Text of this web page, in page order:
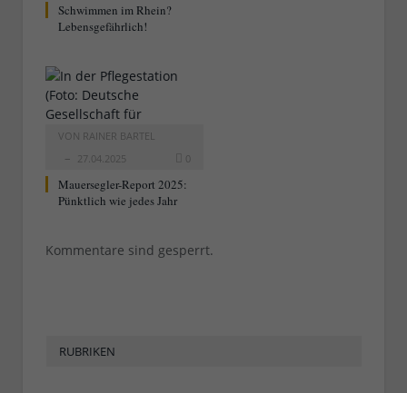
Schwimmen im Rhein?
Lebensgefährlich!
VON RAINER BARTEL
27.04.2025
0
Mauersegler-Report 2025:
Pünktlich wie jedes Jahr
Kommentare sind gesperrt.
RUBRIKEN